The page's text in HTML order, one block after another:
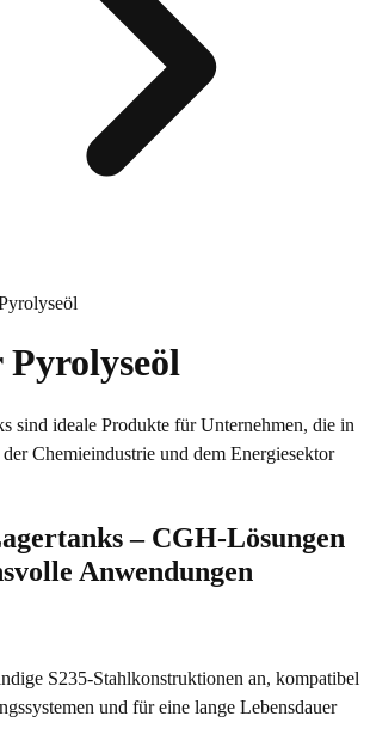
sind ideale Produkte für Unternehmen, die in
Chemieindustrie und dem Energiesektor
– CGH-Lösungen
Anwendungen
S235-Stahlkonstruktionen an, kompatibel
und für eine lange Lebensdauer